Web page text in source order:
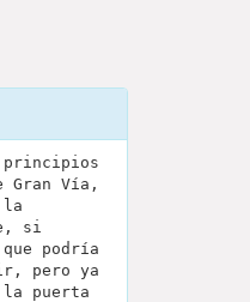
principios
Gran Vía,
la
si
podría
pero ya
la puerta